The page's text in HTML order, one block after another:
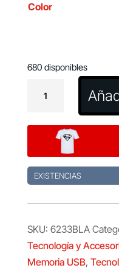
Color
680 disponibles
cantidad
EXISTENCIAS
SKU: 6233BLA
Tecnología y
Memoria USB,